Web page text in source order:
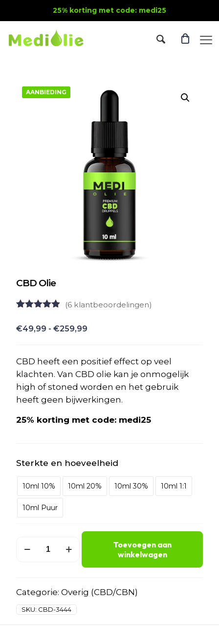
25% korting met code: medi25
AANBIEDING
CBD Olie
4.83op 5
gebaseerd
(6klantbeoordelingen)
€49,99 - €259,99
€259,99
CBD heeft een positief effect op veel
klachten. Van CBD olie kan je onmogelijk
high of stoned worden en het gebruik
heeft geen bijwerkingen.
25% korting met code: medi25
Sterkte en hoeveelheid
10ml 10% 10ml 20% 10ml 30% 10ml 1:1
10ml Puur
Olie
Toevoegen aan
winkelwagen
Categorie: Overig (CBD/CBN)
SKU: CBD-3444